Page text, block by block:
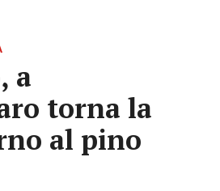
a
torna la
al pino